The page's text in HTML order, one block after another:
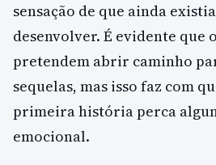
sensação de que ainda
desenvolver. É evidente que
pretendem abrir caminho
sequelas, mas isso faz com
primeira história perca
emocional.